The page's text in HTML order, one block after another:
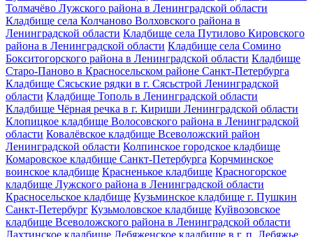
Толмачёво Лужского района в Ленинградской области
Кладбище села Колчаново Волховского района в
Ленинградской области Кладбище села Путилово Кировского
района в Ленинградской области Кладбище села Сомино
Бокситогорского района в Ленинградской области Кладбище
Старо-Паново в Красносельском районе Санкт-Петербурга
Кладбище Сясьские рядки в г. Сясьстрой Ленинградской
области Кладбище Тополь в Ленинградской области
Кладбище Чёрная речка в г. Кириши Ленинградской области
Клопицкое кладбище Волосовского района в Ленинградской
области Ковалёвское кладбище Всеволожский район
Ленинградской области Колпинское городское кладбище
Комаровское кладбище Санкт-Петербурга Корчминское
воинское кладбище Красненькое кладбище Красногорское
кладбище Лужского района в Ленинградской области
Красносельское кладбище Кузьминское кладбище г. Пушкин
Санкт-Петербург Кузьмоловское кладбище Куйвозовское
кладбище Всеволожского района в Ленинградской области
Лахтинское кладбище Лебяженское кладбище в г. п. Лебяжье